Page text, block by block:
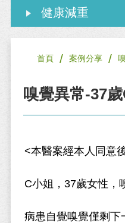
健康減重
首頁 / 案例分享 /
嗅覺異常-37
<本醫案經本人同意
C小姐，37歲女性，
病患自覺嗅覺僅剩下